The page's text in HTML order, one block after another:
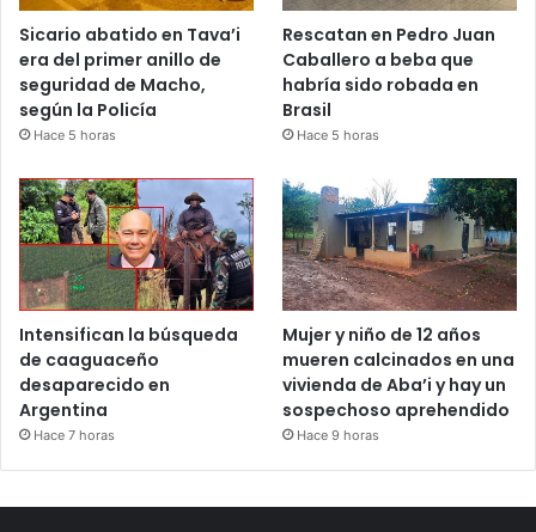
Sicario abatido en Tava’i
era del primer anillo de
seguridad de Macho,
según la Policía
Hace 5 horas
Rescatan en Pedro Juan
Caballero a beba que
habría sido robada en
Brasil
Hace 5 horas
Intensifican la búsqueda
de caaguaceño
desaparecido en
Argentina
Hace 7 horas
Mujer y niño de 12 años
mueren calcinados en una
vivienda de Aba’i y hay un
sospechoso aprehendido
Hace 9 horas